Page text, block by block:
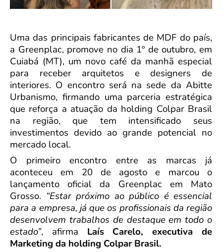
Uma das principais fabricantes de MDF do país,
a Greenplac, promove no dia 1º de outubro, em
Cuiabá (MT), um novo café da manhã especial
para receber arquitetos e designers de
interiores. O encontro será na sede da Abitte
Urbanismo, firmando uma parceria estratégica
que reforça a atuação da holding Colpar Brasil
na região, que tem intensificado seus
investimentos devido ao grande potencial no
mercado local.
O primeiro encontro entre as marcas já
aconteceu em 20 de agosto e marcou o
lançamento oficial da Greenplac em Mato
Grosso. “Estar próximo ao público é essencial
para a empresa, já que os profissionais da região
desenvolvem trabalhos de destaque em todo o
estado”, afirma Laís Carelo, executiva de
Marketing da holding Colpar Brasil.